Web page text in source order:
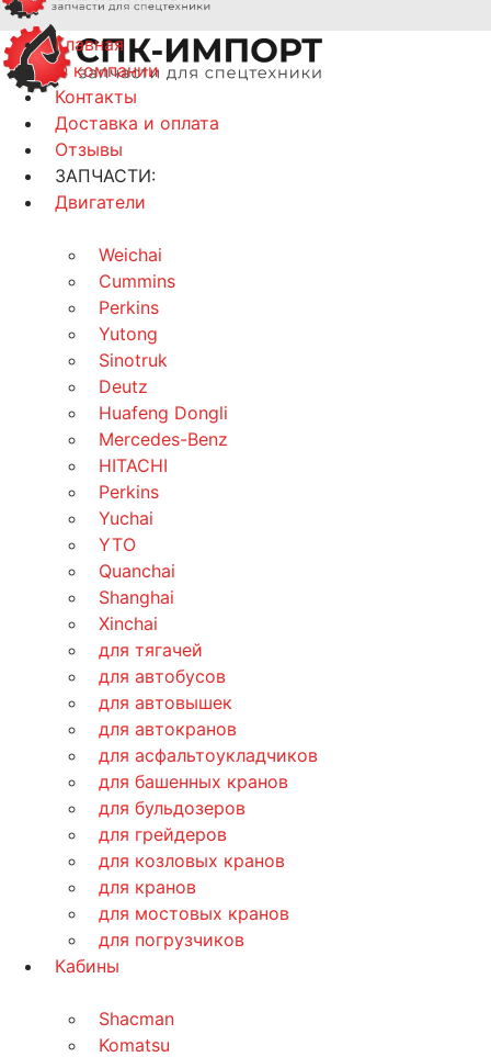
Главная
О компании
Контакты
Доставка и оплата
Отзывы
ЗАПЧАСТИ:
Двигатели
Weichai
Cummins
Perkins
Yutong
Sinotruk
Deutz
Huafeng Dongli
Mercedes-Benz
HITACHI
Perkins
Yuchai
YTO
Quanchai
Shanghai
Xinchai
для тягачей
для автобусов
для автовышек
для автокранов
для асфальтоукладчиков
для башенных кранов
для бульдозеров
для грейдеров
для козловых кранов
для кранов
для мостовых кранов
для погрузчиков
Кабины
Shacman
Komatsu